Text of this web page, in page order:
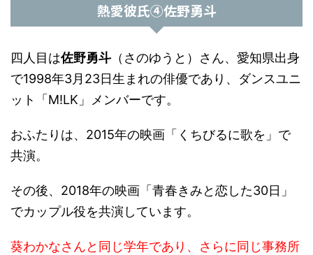
熱愛彼氏④佐野勇斗
四人目は佐野勇斗 （さのゆうと）さん、愛知県出身
で1998年3月23日生まれの俳優であり、ダンスユニ
ット「M!LK」メンバーです。
おふたりは、2015年の映画「くちびるに歌を」で
共演。
その後、2018年の映画「青春きみと恋した30日」
でカップル役を共演しています。
葵わかなさんと同じ学年であり、さらに同じ事務所